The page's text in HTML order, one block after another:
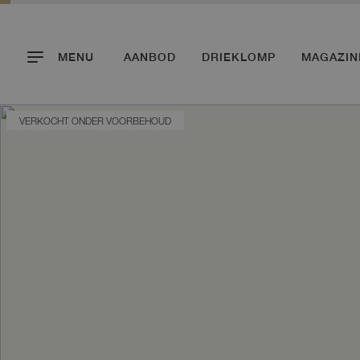
MENU AANBOD DRIEKLOMP
VERKOCHT ONDER VOORBEHOUD